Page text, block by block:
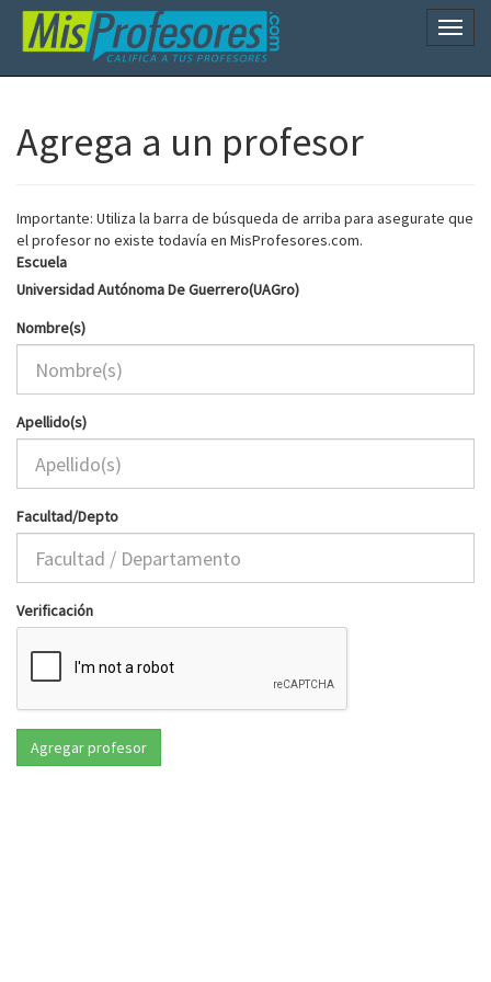
Agrega a un profesor
Importante: Utiliza la barra de búsqueda de arriba para asegurate que
el profesor no existe todavía en MisProfesores.com.
Escuela
Universidad Autónoma De Guerrero(UAGro)
Nombre(s)
Apellido(s)
Facultad/Depto
Verificación